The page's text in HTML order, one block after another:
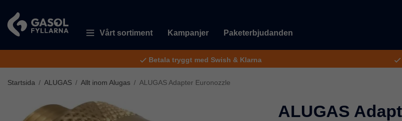
Vårt sortiment Kampanjer Paketerbjudanden
Betala tryggt med Swish & Klarna
Startsida / ALUGAS / Allt inom Alugas / ALUGAS Adapter Euronozzle
ALUGAS